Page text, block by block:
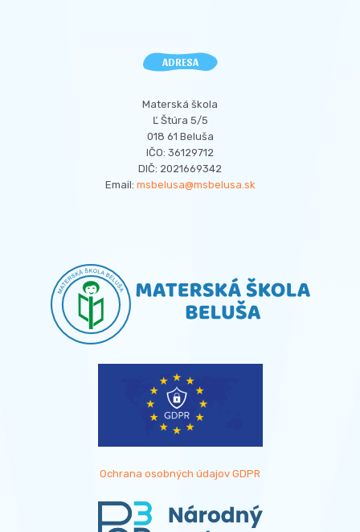
ADRESA
Materská škola
Ľ Štúra 5/5
018 61 Beluša
IČO: 36129712
DIČ: 2021669342
Email: msbelusa@msbelusa.sk
Ochrana osobných údajov GDPR